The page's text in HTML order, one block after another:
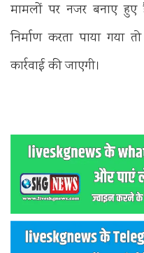
मामलों पर नजर बनाए हुए
निर्माण करता पाया गया
कार्रवाई की जाएगी।